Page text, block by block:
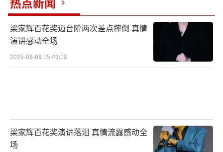
而她最终的事业、爱情归属，也会随着剧情跌
宕起伏，牵动人心，值得期待。
（责任编辑：郭一楠
梁家辉百花奖迈台阶两次差点摔倒 真情
演讲感动全场
2026-08-08 15:49:18
梁家辉百花奖演讲落泪 真情流露感动全
场